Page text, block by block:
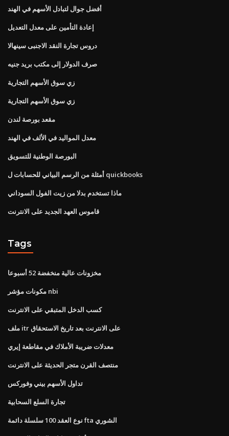
أفضل جوال لتبادل الأسهم في الهند
إعادة التأمين على معدل التعديل
دروس تجارة النقد الاجنبى سينهالا
صرف الدولار إلى مكتب بريد جنيه
زي سوق الأسهم التجارية
زي سوق الأسهم التجارية
مقعد بورصة لندن
معدل المواليد في الألف في الهند
البورصة الوطنية للتسويق
أمثلة من الرسم البياني للحسابات ل quickbooks
ماذا تستخدم بدلا من زيت الفول السوداني
قاموس العهد الجديد على الانترنت
Tags
مخزونات عالية منخفضة 52 أسبوعا
مكونات مؤشر nbi
كسب الدخل المتبقي على الانترنت
ملف itr على الانترنت بعد تاريخ الاستحقاق
معدلات ضريبة الأملاك في مقاطعة إيري
منتصف القرن متجر الحديثة على الانترنت
تداول الأسهم بيني وفوركس
تجارة السلع السحابية
نوع العقد 100 سلسلة دائمة fta الشوري